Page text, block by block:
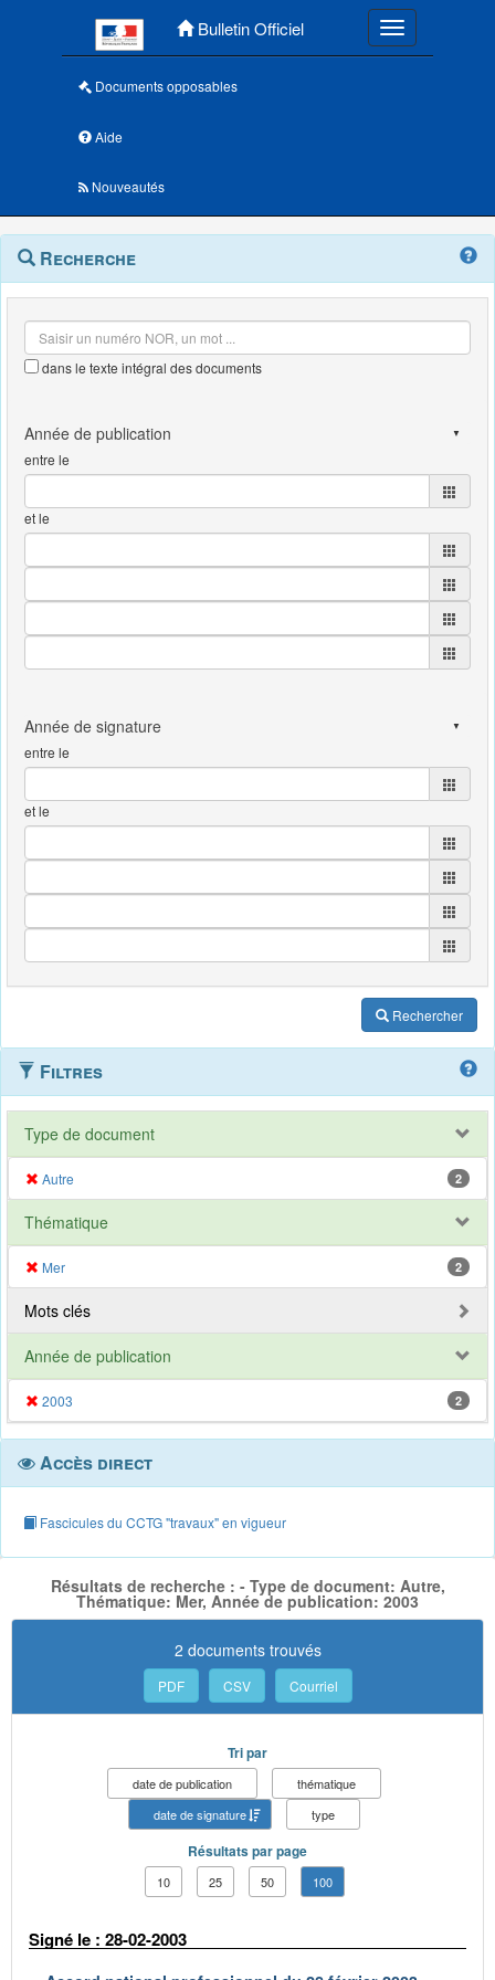
Bulletin Officiel Toggle
Documents opposables
Aide
Nouveautés
Navigation
outils
Menu
contextuel
Recherche
dans le texte intégral des documents
entre le
et le
entre le
et le
Rechercher
Filtres
Type de document
Autre 2
Thématique
Mer 2
Mots clés
Année de publication
2003 2
Accès direct
Fascicules du CCTG "travaux" en vigueur
Résultats de recherche : - Type de document: Autre,
Thématique: Mer, Année de publication: 2003
2 documents trouvés
PDF CSV Courriel
Tri par
date de publication
thématique
date de signature
type
Résultats par page
10 25 50 100
Signé le : 28-02-2003